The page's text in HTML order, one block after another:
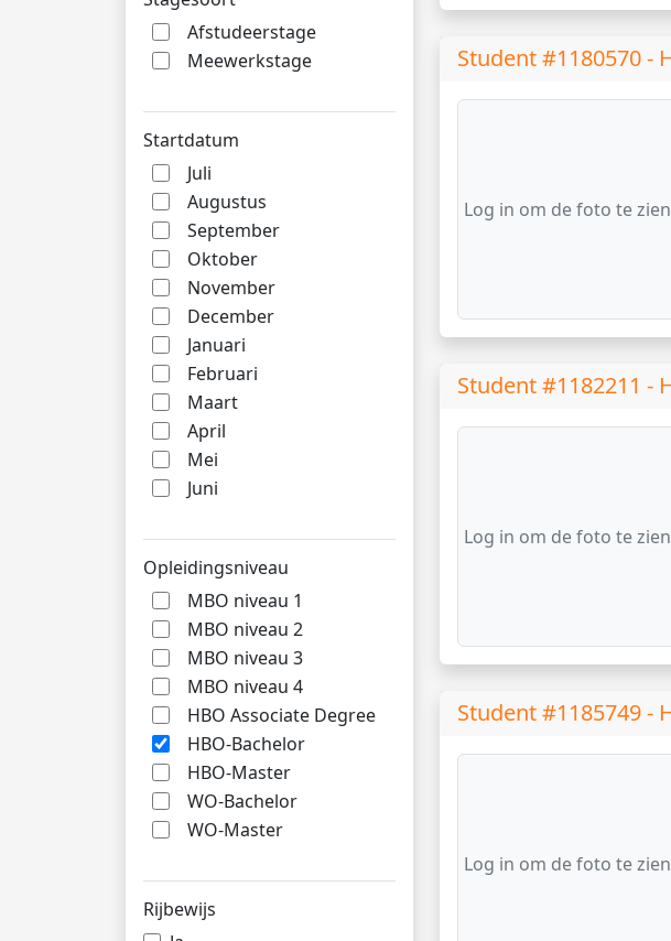
Afstudeerstage
Meewerkstage
Startdatum
Juli
Augustus
September
Oktober
November
December
Januari
Februari
Maart
April
Mei
Juni
Opleidingsniveau
MBO niveau 1
MBO niveau 2
MBO niveau 3
MBO niveau 4
HBO Associate Degree
HBO-Bachelor
HBO-Master
WO-Bachelor
WO-Master
Rijbewijs
Student #1180570 -
Log in om de foto te zien
Student #1182211 -
Log in om de foto te zien
Student #1185749 -
Log in om de foto te zien